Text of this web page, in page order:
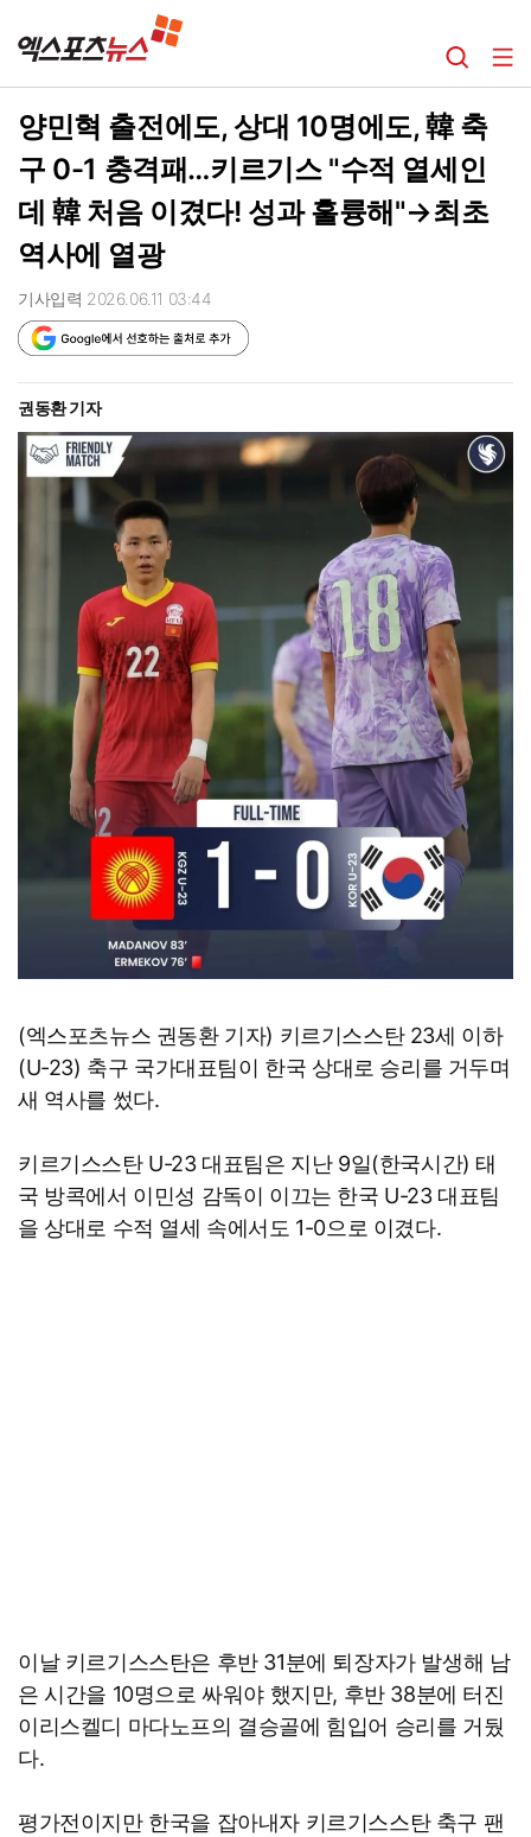
양민혁 출전에도, 상대 10명에도, 韓 축
구 0-1 충격패…키르기스 "수적 열세인
데 韓 처음 이겼다! 성과 훌륭해"→최초
역사에 열광
기사입력 2026.06.11 03:44
권동환 기자
(엑스포츠뉴스 권동환 기자) 키르기스스탄 23세 이하
(U-23) 축구 국가대표팀이 한국 상대로 승리를 거두며
새 역사를 썼다.
키르기스스탄 U-23 대표팀은 지난 9일(한국시간) 태
국 방콕에서 이민성 감독이 이끄는 한국 U-23 대표팀
을 상대로 수적 열세 속에서도 1-0으로 이겼다.
이날 키르기스스탄은 후반 31분에 퇴장자가 발생해 남
은 시간을 10명으로 싸워야 했지만, 후반 38분에 터진
이리스켈디 마다노프의 결승골에 힘입어 승리를 거뒀
다.
평가전이지만 한국을 잡아내자 키르기스스탄 축구 팬